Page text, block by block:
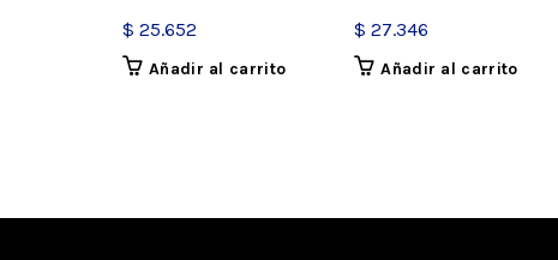
$ 25.652
Añadir al carrito
$ 27.346
Añadir al carrito